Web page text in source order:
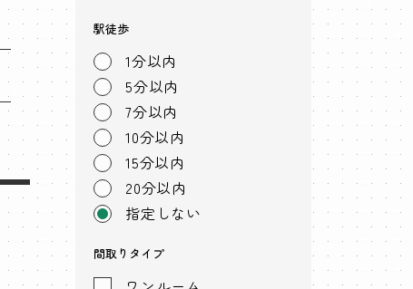
駅徒歩
1分以内
5分以内
7分以内
10分以内
15分以内
20分以内
指定しない
間取りタイプ